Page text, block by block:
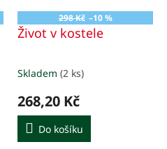
298 Kč –10 %
Život v kostele
Průměrné
produktu
je
5,0
z
Skladem (2 ks)
268,20 Kč
Do košíku